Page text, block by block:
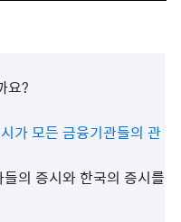
요?
가 모든 금융기관들의 관
의 증시와 한국의 증시를